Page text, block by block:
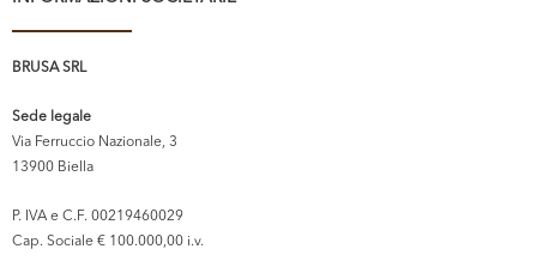
BRUSA SRL
Sede legale
Via Ferruccio Nazionale, 3
13900 Biella
P. IVA e C.F. 00219460029
Cap. Sociale € 100.000,00 i.v.